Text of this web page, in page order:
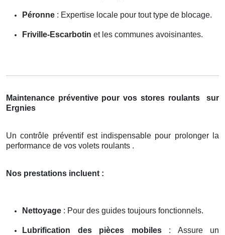
Péronne : Expertise locale pour tout type de blocage.
Friville-Escarbotin et les communes avoisinantes.
Maintenance préventive pour vos stores roulants
sur
Ergnies
Un contrôle préventif est indispensable pour prolonger la
performance de vos volets roulants .
Nos prestations incluent :
Nettoyage : Pour des guides toujours fonctionnels.
Lubrification des pièces mobiles: Assure un